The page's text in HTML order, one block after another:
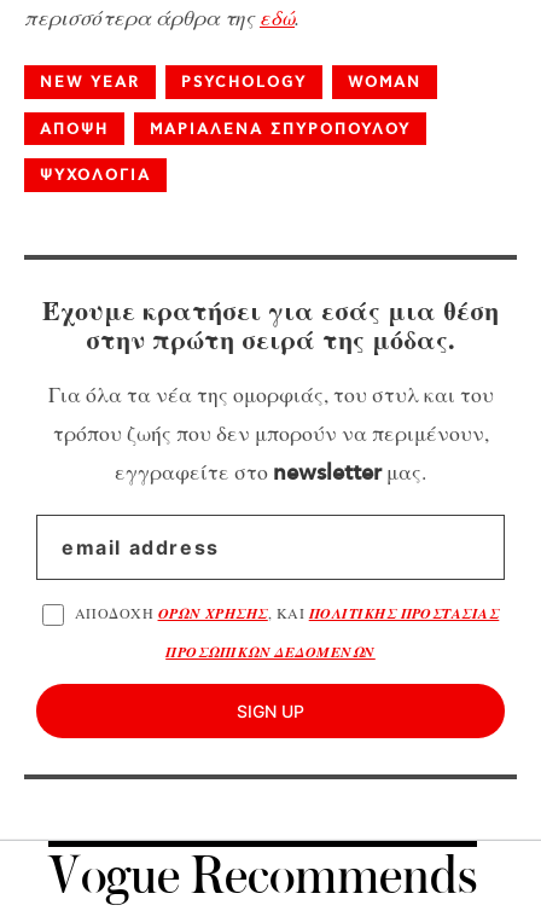
περισσότερα άρθρα τηςεδώ.
NEW YEAR PSYCHOLOGY WOMAN
ΑΠΟΨΗ ΜΑΡΙΑΛΕΝΑ ΣΠΥΡΟΠΟΥΛΟΥ
ΨΥΧΟΛΟΓΙΑ
Έχουμε κρατήσει για εσάς μια θέση
στην πρώτη σειρά της μόδας.
Για όλα τα νέα της ομορφιάς, του στυλ και του
τρόπου ζωής που δεν μπορούν να περιμένουν,
εγγραφείτε στο newsletterμας.
ΑΠΟΔΟΧΗ ΟΡΩΝ ΧΡΗΣΗΣ, ΚΑΙΠΟΛΙΤΙΚΗΣ ΠΡΟΣΤΑΣΙΑΣ
ΠΡΟΣΩΠΙΚΩΝ ΔΕΔΟΜΕΝΩΝ
SIGN UP
Vogue Recommends